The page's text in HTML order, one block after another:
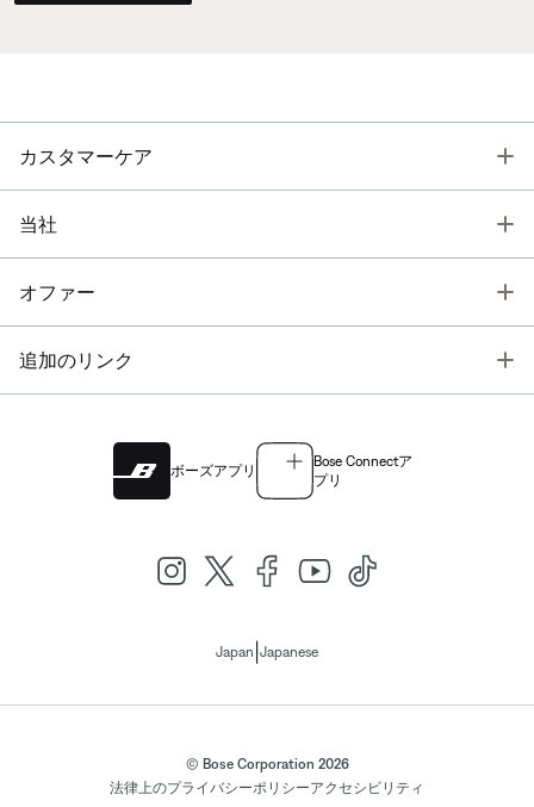
カスタマーケア
当社
オファー
追加のリンク
ボーズアプリ
Bose Connectア
プリ
Japan Japanese
© Bose Corporation 2026
法律上のプライバシーポリシーアクセシビリティ